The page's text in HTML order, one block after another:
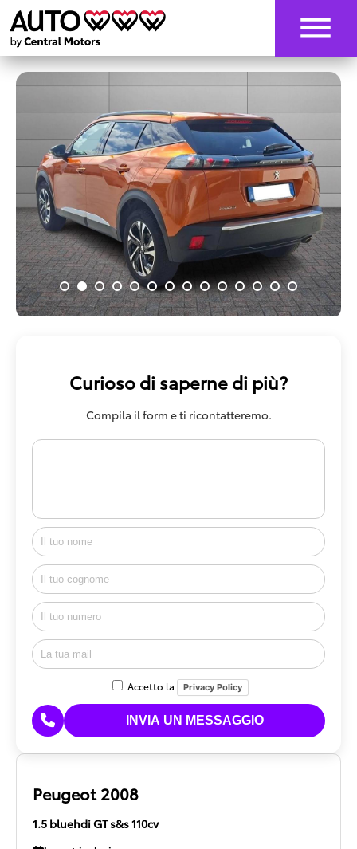
Curioso di saperne di più?
Compila il form e ti ricontatteremo.
Accetto la Privacy Policy
Peugeot 2008
1.5 bluehdi GT s&s 110cv